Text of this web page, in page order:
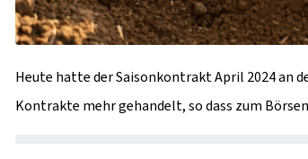
Heute hatte der Saisonkontrakt April 2024 an
Kontrakte mehr gehandelt, so dass zum